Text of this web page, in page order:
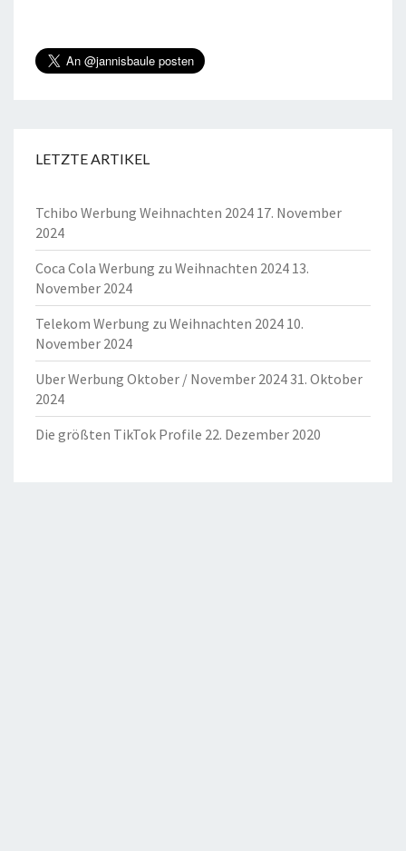
LETZTE ARTIKEL
Tchibo Werbung Weihnachten 2024 17. November
2024
Coca Cola Werbung zu Weihnachten 2024 13.
November 2024
Telekom Werbung zu Weihnachten 2024 10.
November 2024
Uber Werbung Oktober / November 2024 31. Oktober
2024
Die größten TikTok Profile 22. Dezember 2020